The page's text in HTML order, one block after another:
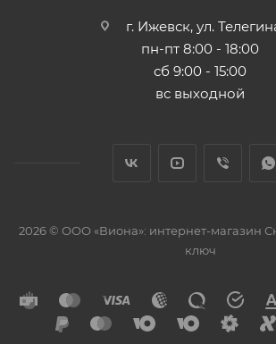
г. Ижевск, ул.
пн-пт 8:00 - 18:00
сб 9:00 - 15:00
вс выходной
2026 © ООО «Виона»: интернет-магазин
ключ